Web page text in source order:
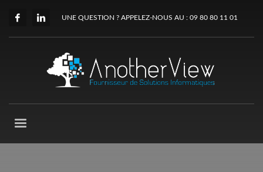
UNE QUESTION ? APPELEZ-NOUS AU : 09 80 80 11 01